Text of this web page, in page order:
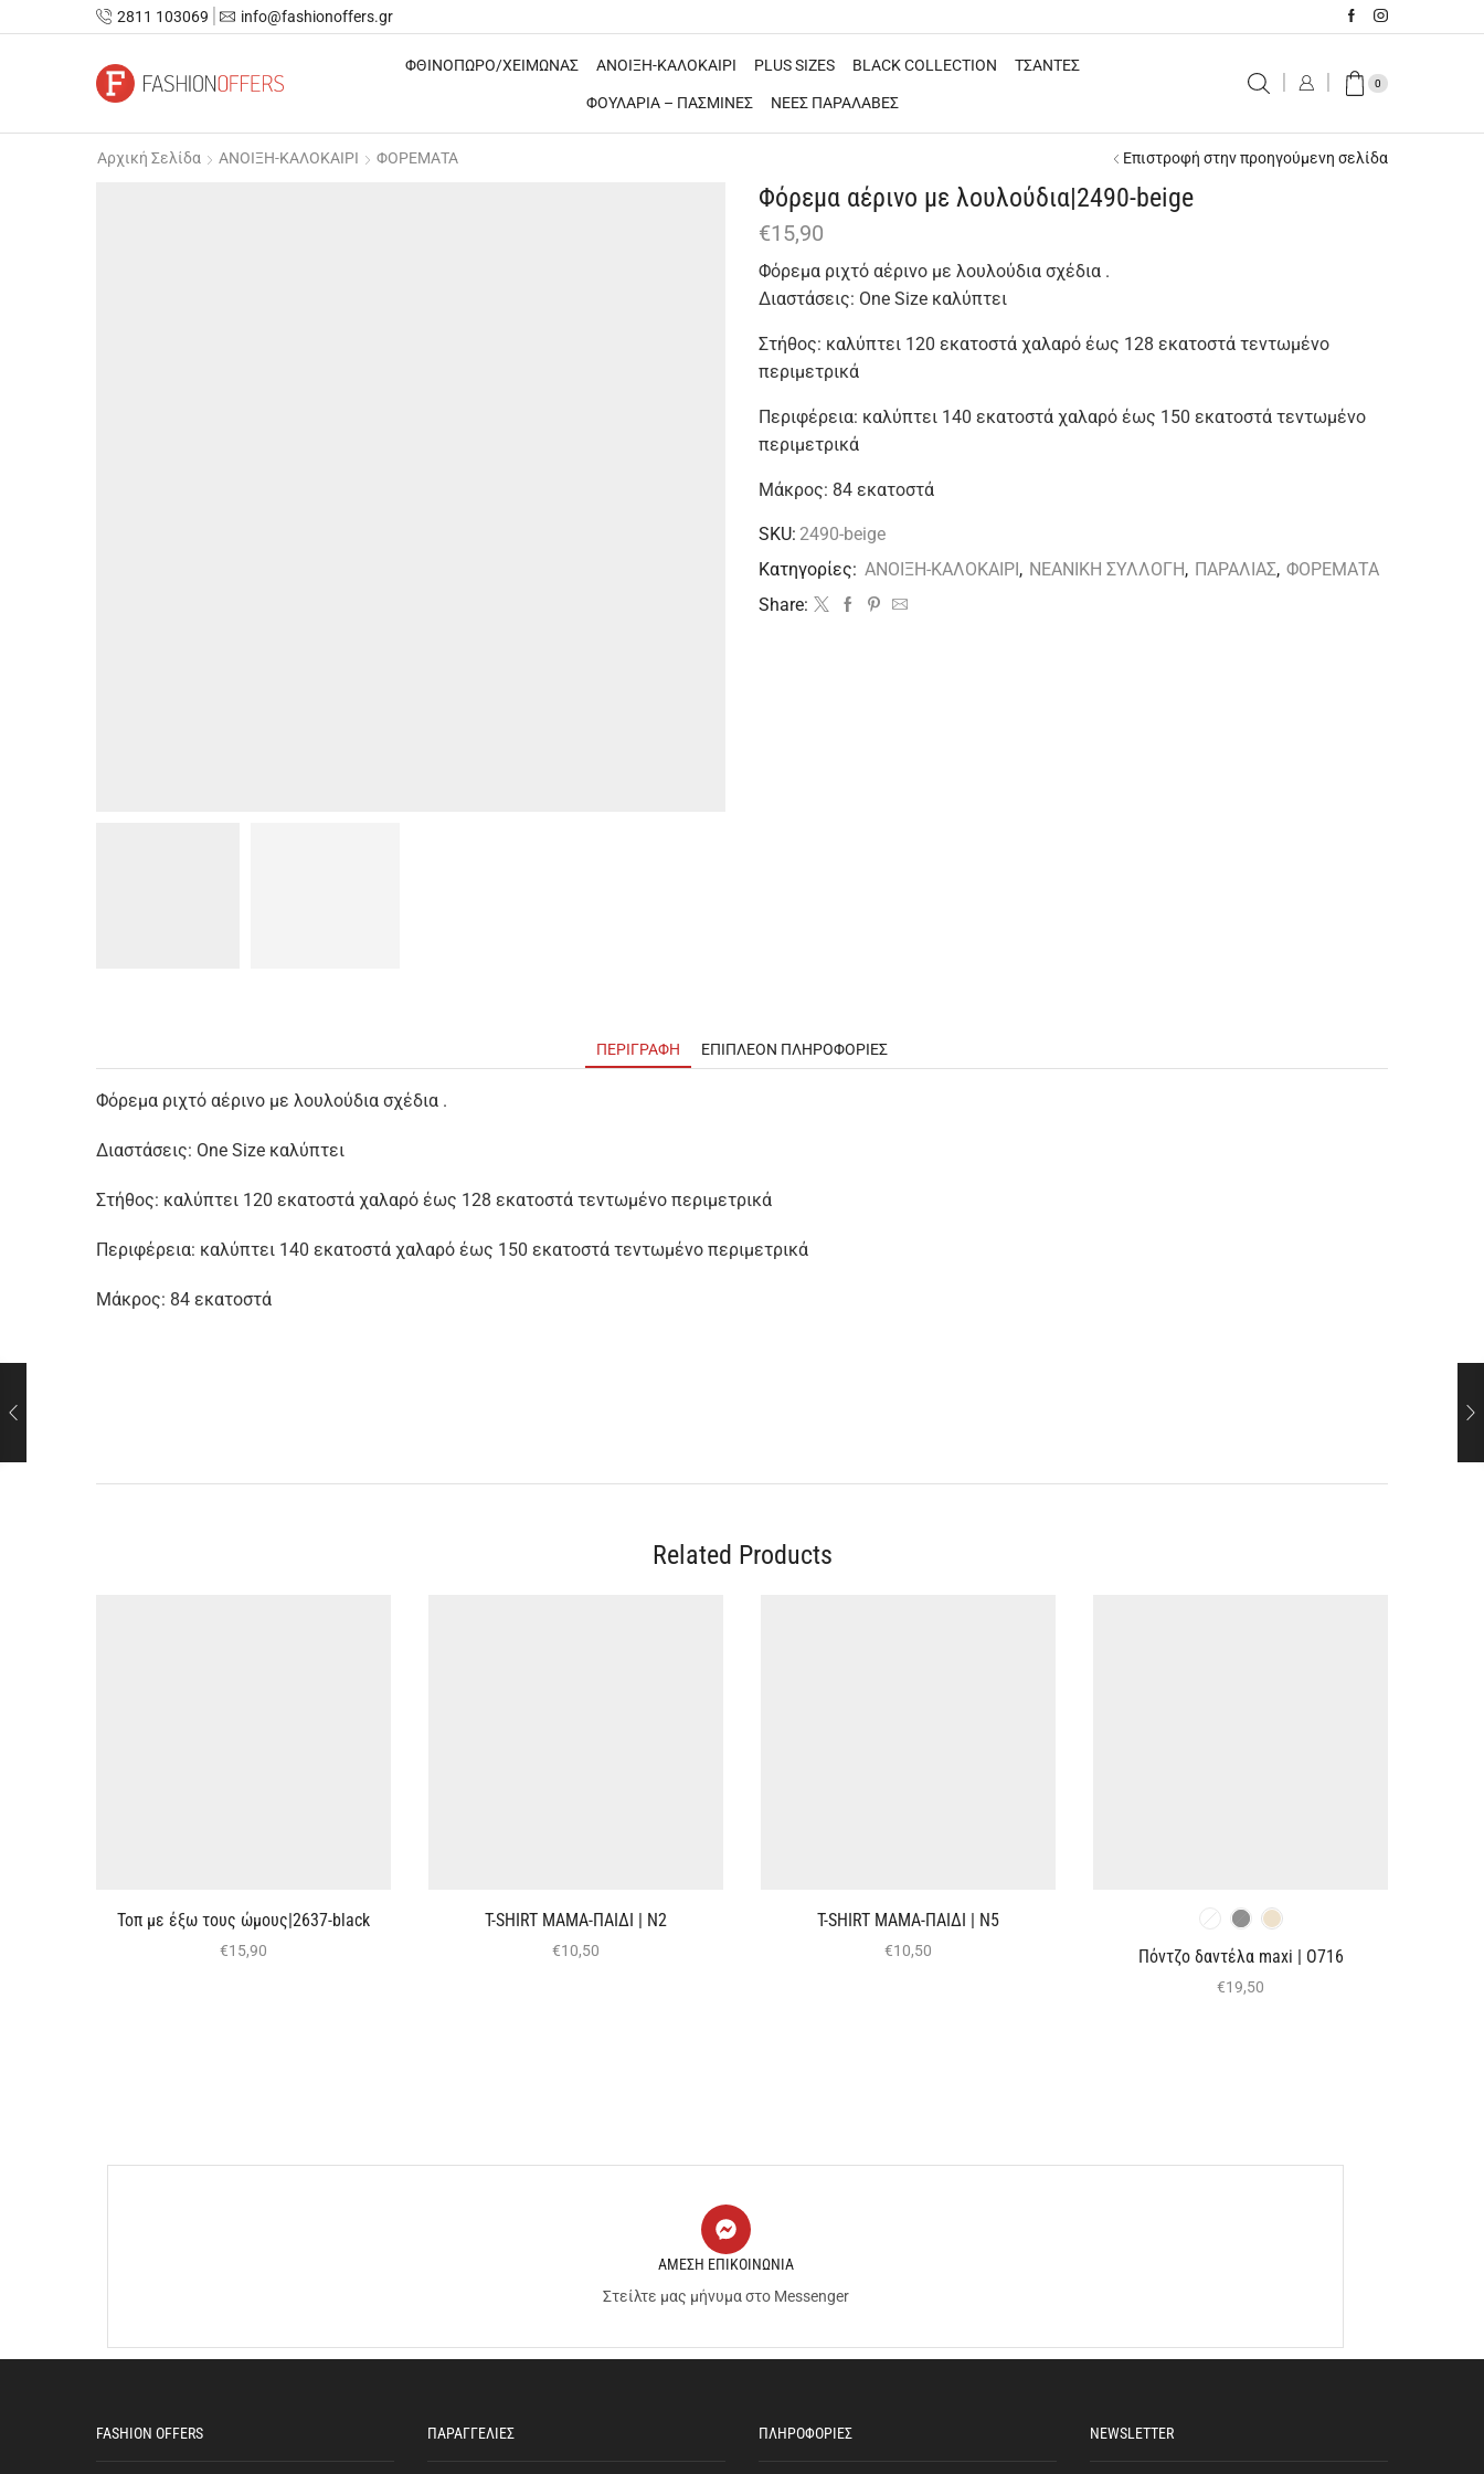
2811 103069 info@fashionoffers.gr
ΦΘΙΝΟΠΩΡΟ/ΧΕΙΜΩΝΑΣ ΑΝΟΙΞΗ-ΚΑΛΟΚΑΙΡΙ PLUS SIZES BLACK COLLECTION ΤΣΑΝΤΕΣ
ΦΟΥΛΑΡΙΑ – ΠΑΣΜΙΝΕΣ ΝΕΕΣ ΠΑΡΑΛΑΒΕΣ
0
Αρχική Σελίδα ΑΝΟΙΞΗ-ΚΑΛΟΚΑΙΡΙ ΦΟΡΕΜΑΤΑ Επιστροφή στην προηγούμενη σελίδα
Φόρεμα αέρινο με λουλούδια|2490-beige
€15,90
Φόρεμα ριχτό αέρινο με λουλούδια σχέδια .
Διαστάσεις: One Size καλύπτει
Στήθος: καλύπτει 120 εκατοστά χαλαρό έως 128 εκατοστά τεντωμένο
περιμετρικά
Περιφέρεια: καλύπτει 140 εκατοστά χαλαρό έως 150 εκατοστά τεντωμένο
περιμετρικά
Μάκρος: 84 εκατοστά
SKU: 2490-beige
Κατηγορίες: ΑΝΟΙΞΗ-ΚΑΛΟΚΑΙΡΙ, ΝΕΑΝΙΚΗ ΣΥΛΛΟΓΗ, ΠΑΡΑΛΙΑΣ, ΦΟΡΕΜΑΤΑ
Share:
ΠΕΡΙΓΡΑΦΉ ΕΠΙΠΛΈΟΝ ΠΛΗΡΟΦΟΡΊΕΣ
Φόρεμα ριχτό αέρινο με λουλούδια σχέδια .
Διαστάσεις: One Size καλύπτει
Στήθος: καλύπτει 120 εκατοστά χαλαρό έως 128 εκατοστά τεντωμένο περιμετρικά
Περιφέρεια: καλύπτει 140 εκατοστά χαλαρό έως 150 εκατοστά τεντωμένο περιμετρικά
Μάκρος: 84 εκατοστά
Related Products
Τοπ με έξω τους ώμους|2637-black
€15,90
T-SHIRT ΜΑΜΑ-ΠΑΙΔΙ | Ν2
€10,50
T-SHIRT ΜΑΜΑ-ΠΑΙΔΙ | Ν5
€10,50 Πόντζο δαντέλα maxi | O716
€19,50
ΑΜΕΣΗ ΕΠΙΚΟΙΝΩΝΙΑ
Στείλτε μας μήνυμα στο Messenger
FASHION OFFERS ΠΑΡΑΓΓΕΛΙΕΣ ΠΛΗΡΟΦΟΡΙΕΣ NEWSLETTER